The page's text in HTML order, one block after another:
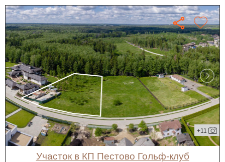
+11
участок в КП Пестово Гольф-клуб